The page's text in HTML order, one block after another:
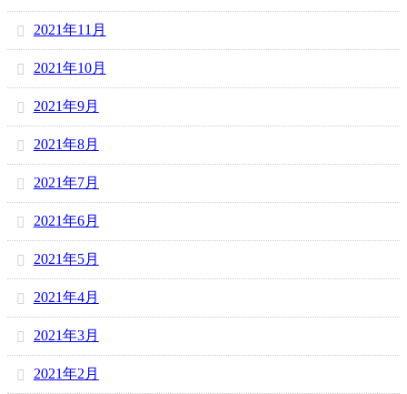
2021年11月
2021年10月
2021年9月
2021年8月
2021年7月
2021年6月
2021年5月
2021年4月
2021年3月
2021年2月